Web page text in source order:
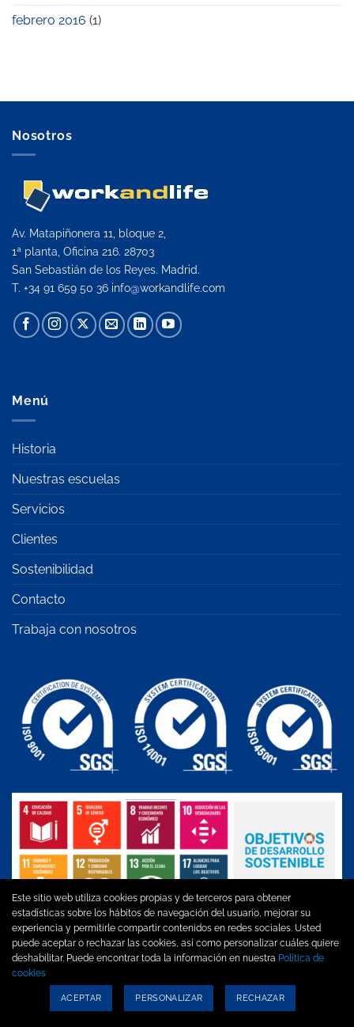
febrero 2016 (1)
Nosotros
Av. Matapiñonera 11, bloque 2,
1ª planta, Oficina 216. 28703
San Sebastián de los Reyes. Madrid.
T. +34 91 659 50 36 info@workandlife.com
Menú
Historia
Nuestras escuelas
Servicios
Clientes
Sostenibilidad
Contacto
Trabaja con nosotros
Aviso legal|Política de privacidad|Política de cookies|Política
Copyright 2026 ©Diseño La Incubadora Creativa
Este sitio web utiliza cookies propias y de terceros para obtener
estadísticas sobre los hábitos de navegación del usuario, mejorar su
experiencia y permitirle compartir contenidos en redes sociales. Usted
puede aceptar o rechazar las cookies, así como personalizar cuáles quiere
deshabilitar. Puede encontrar toda la información en nuestra Política de
cookies
ACEPTAR PERSONALIZAR RECHAZAR